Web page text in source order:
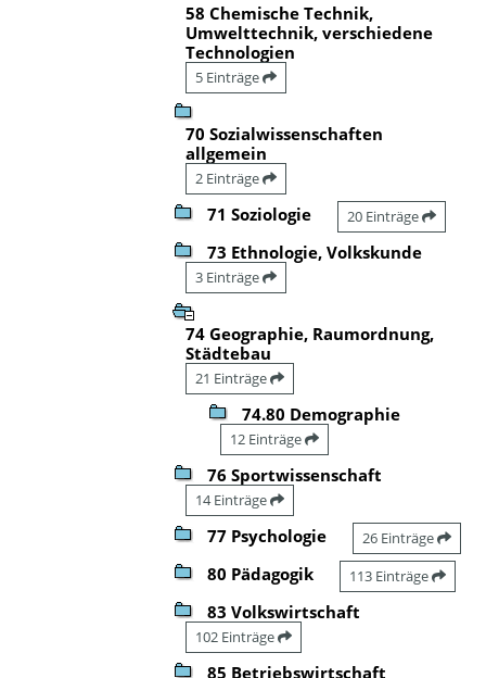
58 Chemische Technik,
Umwelttechnik, verschiedene
Technologien
5 Einträge
70 Sozialwissenschaften
allgemein
2 Einträge
71 Soziologie 20 Einträge
73 Ethnologie, Volkskunde
3 Einträge
74 Geographie, Raumordnung,
Städtebau
21 Einträge
74.80 Demographie
12 Einträge
76 Sportwissenschaft
14 Einträge
77 Psychologie 26 Einträge
80 Pädagogik 113 Einträge
83 Volkswirtschaft
102 Einträge
85 Betriebswirtschaft